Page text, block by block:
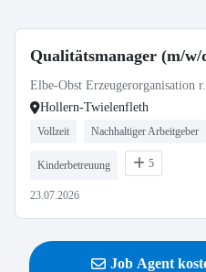
Qualitätsmanager (m/w/
Elbe-Obst Erzeugerorganisation
Hollern-Twielenfleth
Vollzeit Nachhaltiger Arbeitgeber
Kinderbetreuung 5
23.07.2026
Job Agent